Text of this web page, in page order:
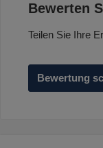
Bewerten
Teilen Sie Ihre
Bewertung